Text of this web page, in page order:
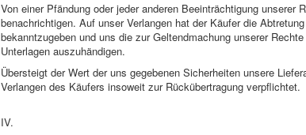
Von einer Pfändung oder jeder anderen Beeinträchtigung
benachrichtigen. Auf unser Verlangen hat der Käufer die
bekanntzugeben und uns die zur Geltendmachung unserer
Unterlagen auszuhändigen.
Übersteigt der Wert der uns gegebenen Sicherheiten unsere
Verlangen des Käufers insoweit zur Rückübertragung verpflichtet.
IV.